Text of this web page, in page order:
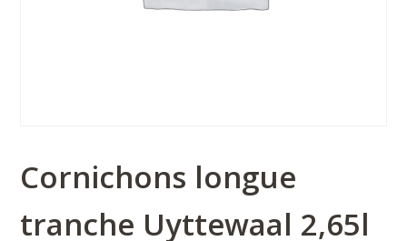
Cornichons longue
tranche Uyttewaal 2,65l